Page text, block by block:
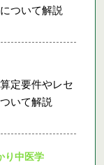
ついて解説
定要件やレセ
いて解説
り中医学